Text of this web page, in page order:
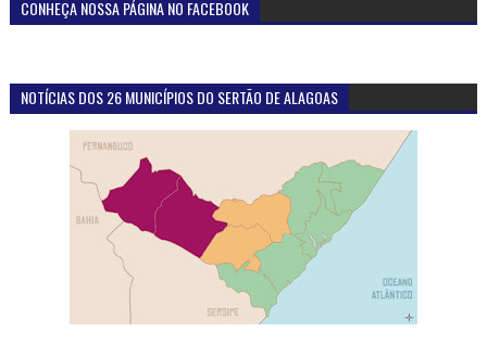
CONHEÇA NOSSA PÁGINA NO FACEBOOK
NOTÍCIAS DOS 26 MUNICÍPIOS DO SERTÃO DE ALAGOAS